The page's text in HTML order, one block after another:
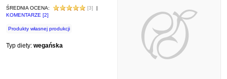
ŚREDNIA OCENA: [3]
|
KOMENTARZE [2]
Produkty własnej produkcji
Typ diety: wegańska